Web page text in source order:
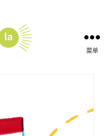
菜单